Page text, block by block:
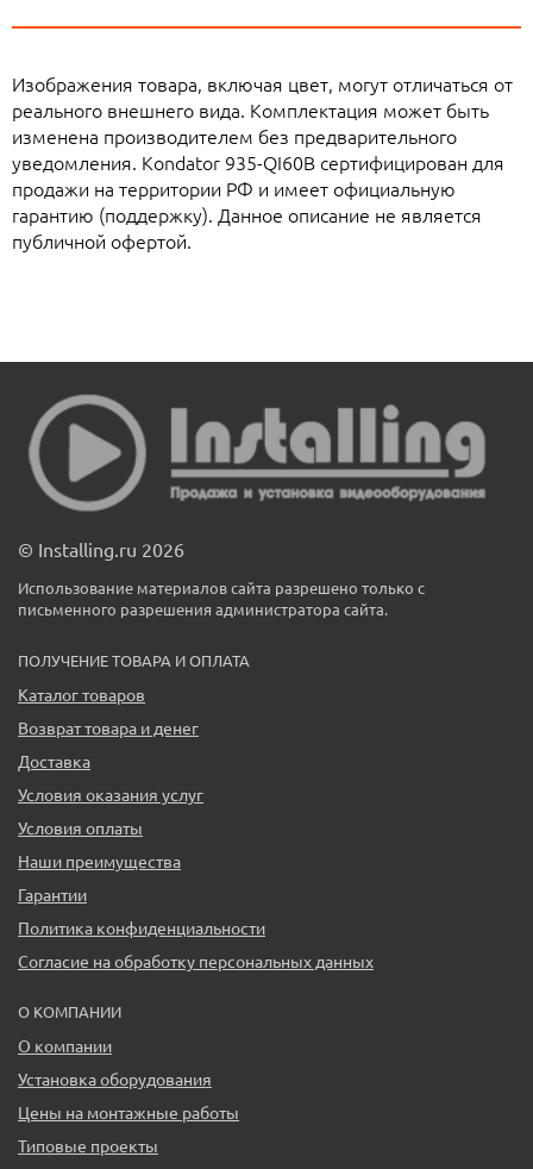
Изображения товара, включая цвет, могут отличаться от
реального внешнего вида. Комплектация может быть
изменена производителем без предварительного
уведомления. Kondator 935-QI60B сертифицирован для
продажи на территории РФ и имеет официальную
гарантию (поддержку). Данное описание не является
публичной офертой.
© Installing.ru 2026
Использование материалов сайта разрешено только с
письменного разрешения администратора сайта.
ПОЛУЧЕНИЕ ТОВАРА И ОПЛАТА
Каталог товаров
Возврат товара и денег
Доставка
Условия оказания услуг
Условия оплаты
Наши преимущества
Гарантии
Политика конфиденциальности
Согласие на обработку персональных данных
О КОМПАНИИ
О компании
Установка оборудования
Цены на монтажные работы
Типовые проекты